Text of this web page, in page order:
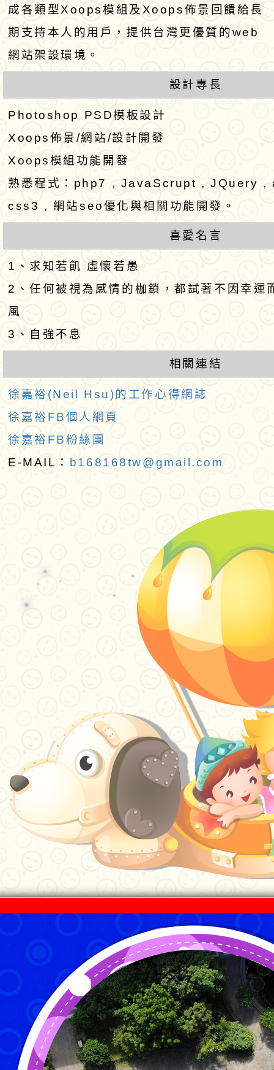
亞洲盃Teeball代表
北區預賽」
修正之「各級學校
凌執行計畫」，自
適用，請查照。
度教育優先區親職
「找到親師界線讓
有關行政院人事行
「工程人員留任獎
義及說明表」一案
大崗國民小學辦理
度教育優先區親職
那些句點之後的家
新明國中辦理「113
育優先區親職教育
透過藝術創作及桌
動親子陪伴力」
轉知「中華民國童
2026年全國海岸線
活動實施計畫
函轉國立臺灣師範
育部運算思維推動
轉知有關本府警察
灣燈會在桃園」第3
制公告周知一案，
大湖國小辦理113學
優先區親職教育講
養親子共好 -- 跟崩
成各類型Xoops模組及Xoops佈景回饋給長
期支持本人的用戶，提供台灣更優質的web
網站架設環境。
設計專長
Photoshop PSD模板設計
Xoops佈景/網站/設計開發
Xoops模組功能開發
熟悉程式：php7 , JavaScrupt , JQuery
css3 , 網站seo優化與相關功能開發。
喜愛名言
1、求知若飢 虛懷若愚
2、任何被視為感情的枷鎖，都試著不因幸運
風
3、自強不息
相關連結
徐嘉裕(Neil Hsu)的工作心得網誌
徐嘉裕FB個人網頁
徐嘉裕FB粉絲團
E-MAIL： b168168tw@gmail.com